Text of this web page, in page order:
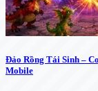
Đảo Rồng Tái Sinh –
Mobile